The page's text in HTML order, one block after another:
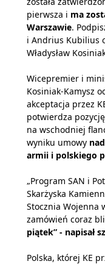
pierwsza i ma
Warszawie.
i Andrius Kubilius
Władysław
Wicepremier i
Kosiniak-Kamysz
akceptacja przez
potwierdza
na wschodniej
wyniku umowy
armii i polskiego
„Program SAN i
Skarżyska
Stocznia Wojenna
zamówień coraz
piątek” - napisał
Polska, której KE